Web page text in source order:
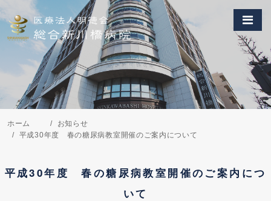
ホーム
お知らせ
平成30年度 春の糖尿病教室開催のご案内について
平成30年度 春の糖尿病教室開催のご案内につ
いて